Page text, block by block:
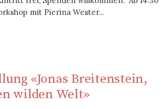
mit Pierina Wester...
«Jonas Breitenstein,
wilden Welt»